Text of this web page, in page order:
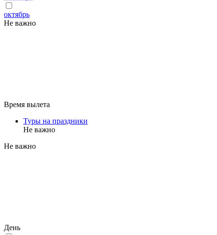
октябрь
Не важно
Время вылета
Туры на праздники
Не важно
Не важно
День